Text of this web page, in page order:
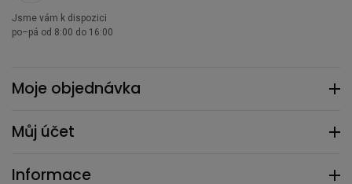
Moje objednávka
Můj účet
Informace
Jsme vám k dispozici
po–pá od 8:00 do 16:00